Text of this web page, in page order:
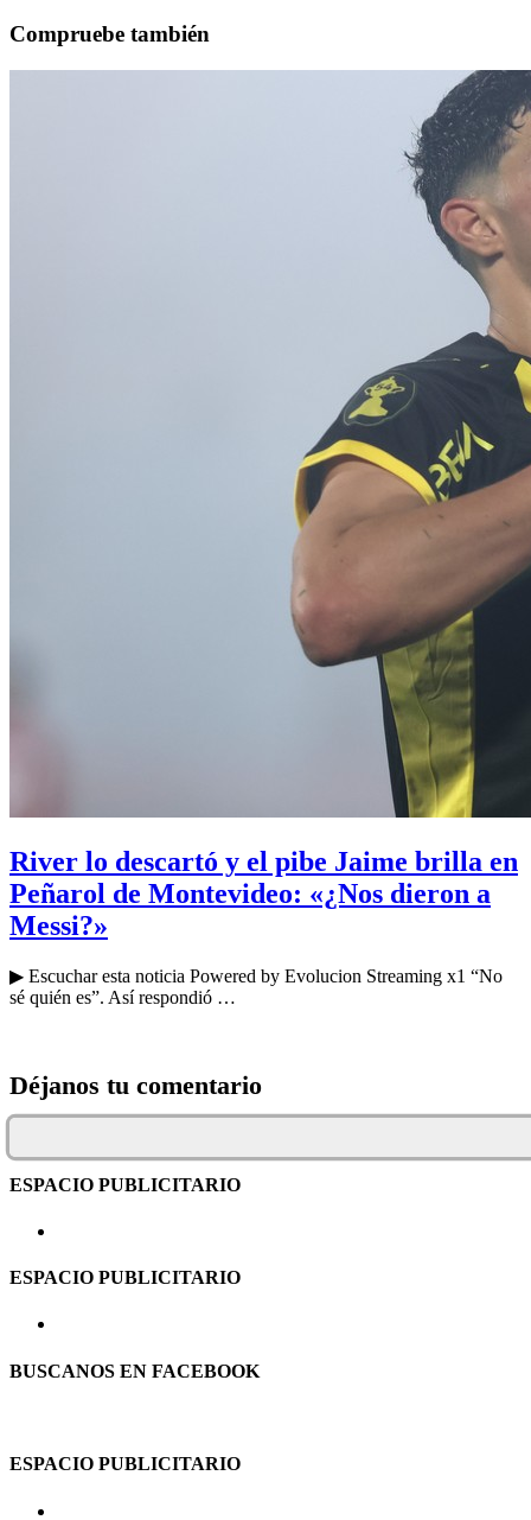
Compruebe también
River lo descartó y el pibe Jaime brilla en
Peñarol de Montevideo: «¿Nos dieron a
Messi?»
▶ Escuchar esta noticia Powered by Evolucion Streaming x1 “No
sé quién es”. Así respondió …
Déjanos tu comentario
ESPACIO PUBLICITARIO
ESPACIO PUBLICITARIO
BUSCANOS EN FACEBOOK
ESPACIO PUBLICITARIO